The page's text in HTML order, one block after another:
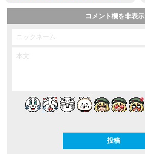
コメント欄を非表示